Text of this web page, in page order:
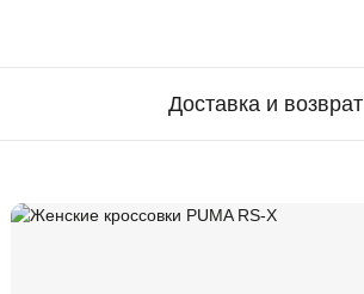
Доставка и возврат